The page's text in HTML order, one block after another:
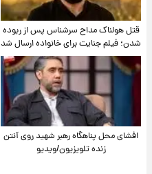
قتل هولناک مداح سرشناس پس از ربوده
شدن؛ فیلم جنایت برای خانواده ارسال شد
افشای محل پناهگاه‌ رهبر شهید روی آنتن
زنده تلویزیون/ویدیو